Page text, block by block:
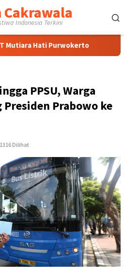
Cakrawala
Indonesia Terkini
Purwokerto Gubernur
PPSU, Warga
Prabowo ke
1316 Dilihat